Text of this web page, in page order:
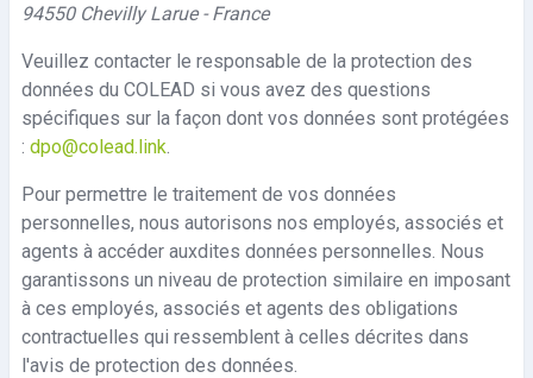
94550 Chevilly Larue - France
Veuillez contacter le responsable de la protection des
données du COLEAD si vous avez des questions
spécifiques sur la façon dont vos données sont protégées
: dpo@colead.link.
Pour permettre le traitement de vos données
personnelles, nous autorisons nos employés, associés et
agents à accéder auxdites données personnelles. Nous
garantissons un niveau de protection similaire en imposant
à ces employés, associés et agents des obligations
contractuelles qui ressemblent à celles décrites dans
l'avis de protection des données.